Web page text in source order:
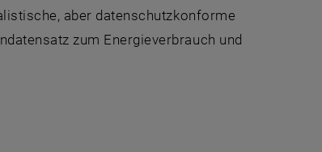
aber datenschutzkonforme
zum Energieverbrauch und